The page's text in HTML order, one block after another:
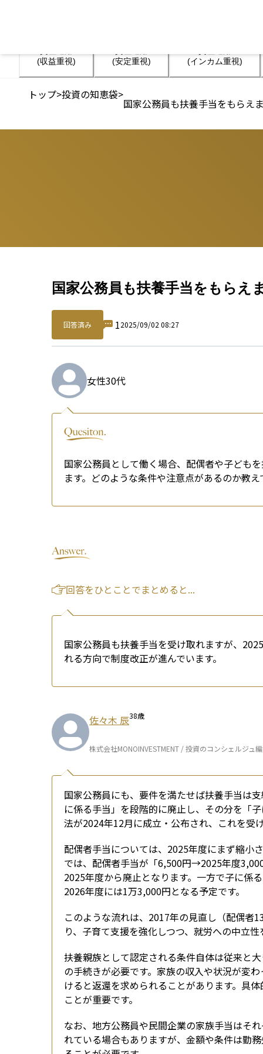
(収益重視)
(安定重視)
(インカム重視)
トップ>投資の知恵袋>
国家公務員も扶養手当をもらえ
国家公務員も扶養手当をもらえ
回答済み 12025/09/02 08:27
女性30代
国家公務員として働く場合、配偶者や子ども
ます。どのような条件や注意点があるのか教
回答をひとことでまとめると...
国家公務員も扶養手当を受け取れますが、
れる方向で制度改正が進んでいます。
佐々木 辰38歳
株式会社MONOINVESTMENT / 投資のコンシェルジュ
国家公務員にも、要件を満たせば扶養手当は
に係る手当」を段階的に廃止し、その分を「
法が2024年12月に成立・公布され、これを受
配偶者手当については、2025年度にまず縮小
では、配偶者手当が「6,500円→2025年度
2025年度から廃止となります。一方で子に係
2026年度には1万3,000円となる予定です。
このような流れは、2017年の見直し（配偶
り、子育て支援を強化しつつ、就労への中立
扶養親族として認定される条件自体は従来と
の手続きが必要です。家族の収入や状況が変
けると返還を求められることがあります。具
ことが重要です。
なお、地方公務員や民間企業の家族手当はそ
れている場合もありますが、金額や条件は勤